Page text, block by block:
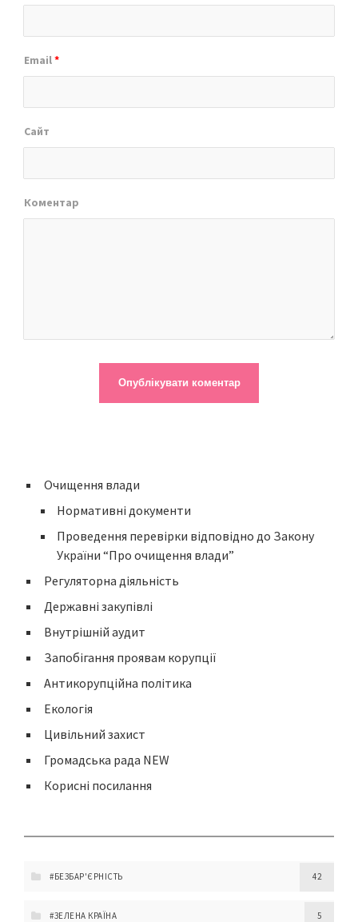
Email*
Сайт
Коментар
Очищення влади
Нормативні документи
Проведення перевірки відповідно до Закону
України “Про очищення влади”
Регуляторна діяльність
Державні закупівлі
Внутрішній аудит
Запобігання проявам корупції
Антикорупційна політика
Екологія
Цивільний захист
Громадська рада NEW
Корисні посилання
#БЕЗБАР'ЄРНІСТЬ 42
#ЗЕЛЕНА КРАЇНА 5